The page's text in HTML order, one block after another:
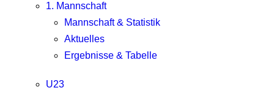
1. Mannschaft
Mannschaft & Statistik
Aktuelles
Ergebnisse & Tabelle
U23